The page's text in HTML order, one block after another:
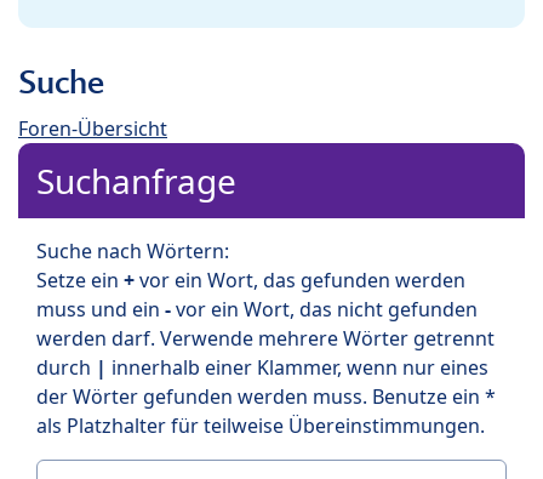
Suche
Foren-Übersicht
Suchanfrage
Suche nach Wörtern:
Setze ein +vor ein Wort, das gefunden werden
muss und ein -vor ein Wort, das nicht gefunden
werden darf. Verwende mehrere Wörter getrennt
durch | innerhalb einer Klammer, wenn nur eines
der Wörter gefunden werden muss. Benutze ein *
als Platzhalter für teilweise Übereinstimmungen.